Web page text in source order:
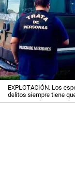
EXPLOTACIÓN. Los
delitos siempre tiene